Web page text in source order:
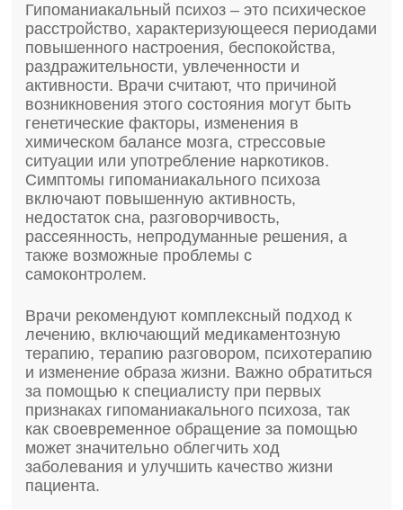
Гипоманиакальный психоз – это психическое
расстройство, характеризующееся периодами
повышенного настроения, беспокойства,
раздражительности, увлеченности и
активности. Врачи считают, что причиной
возникновения этого состояния могут быть
генетические факторы, изменения в
химическом балансе мозга, стрессовые
ситуации или употребление наркотиков.
Симптомы гипоманиакального психоза
включают повышенную активность,
недостаток сна, разговорчивость,
рассеянность, непродуманные решения, а
также возможные проблемы с
самоконтролем.
Врачи рекомендуют комплексный подход к
лечению, включающий медикаментозную
терапию, терапию разговором, психотерапию
и изменение образа жизни. Важно обратиться
за помощью к специалисту при первых
признаках гипоманиакального психоза, так
как своевременное обращение за помощью
может значительно облегчить ход
заболевания и улучшить качество жизни
пациента.